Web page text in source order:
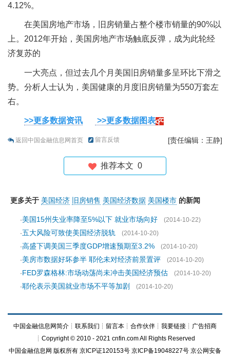
4.12%。
在美国房地产市场，旧房销量占整个楼市销量的90%以
上。2012年开始，美国房地产市场触底反弹，成为此轮经
济复苏的
一大亮点，但过去几个月美国旧房销量多呈环比下滑之
势。分析人士认为，美国健康的月度旧房销量为550万套左
右。
>>更多数据资讯 >>更多数据图表
返回中国金融信息网首页 留言反馈 [责任编辑：王静]
推荐本文 0
更多关于 美国经济 旧房销售 美国经济数据 美国楼市 的新闻
·美国15州失业率降至5%以下 就业市场向好
(2014-10-22)
·五大风险可致使美国经济脱轨
(2014-10-20)
·高盛下调美国三季度GDP增速预期至3.2%
(2014-10-20)
·美房市数据好坏参半 耶伦未对经济前景置评
(2014-10-20)
·FED罗森格林:市场动荡尚未冲击美国经济预估
(2014-10-20)
·耶伦表示美国就业市场不平等加剧 (2014-10-20)
中国金融信息网简介 ┊ 联系我们 ┊ 留言本 ┊ 合作伙伴 ┊ 我要链接 ┊ 广告招商
┊Copyright © 2010 - 2021 cnfin.com All Rights Reserved
中国金融信息网 版权所有 京ICP证120153号 京ICP备19048227号 京公网安备